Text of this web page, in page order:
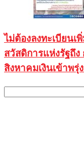
ไม่ต้องลงทะเบียน
สวัสดิการแห่งรัฐถึง
สิงหาคมเงินเข้าพรุ่